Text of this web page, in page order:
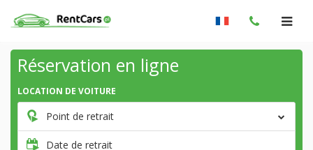
Réservation en ligne
LOCATION DE VOITURE
Point de retrait
Date de retrait